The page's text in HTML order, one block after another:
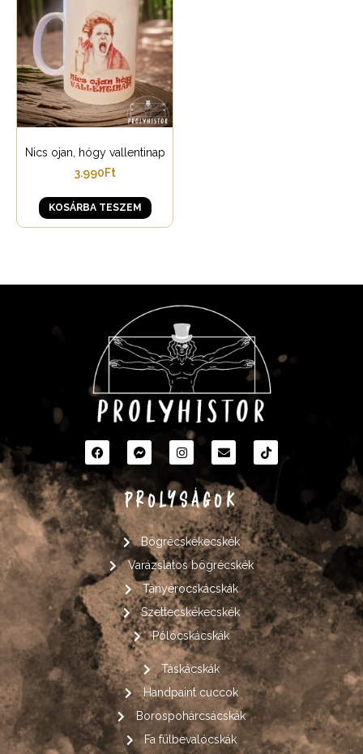
Nics ojan, hógy vallentinap
3.990Ft
KOSÁRBA TESZEM
PROLYSÁGOK
Bögrécskékecskék
Varázslatos bögrécskék
Tányérocskácskák
Szettecskékecskék
Pólócskácskák
Táskácskák
Handpaint cuccok
Borospohárcsácskák
Fa fülbevalócskák